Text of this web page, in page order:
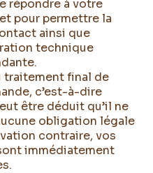
répondre à votre
pour permettre la
ainsi que
technique
traitement final de
c’est-à-dire
être déduit qu’il ne
obligation légale
contraire, vos
immédiatement